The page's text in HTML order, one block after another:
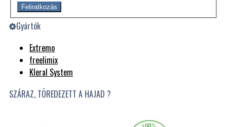
Feliratkozás
Gyártók
Extremo
freelimix
Kleral System
SZÁRAZ, TÖREDEZETT A HAJAD ?